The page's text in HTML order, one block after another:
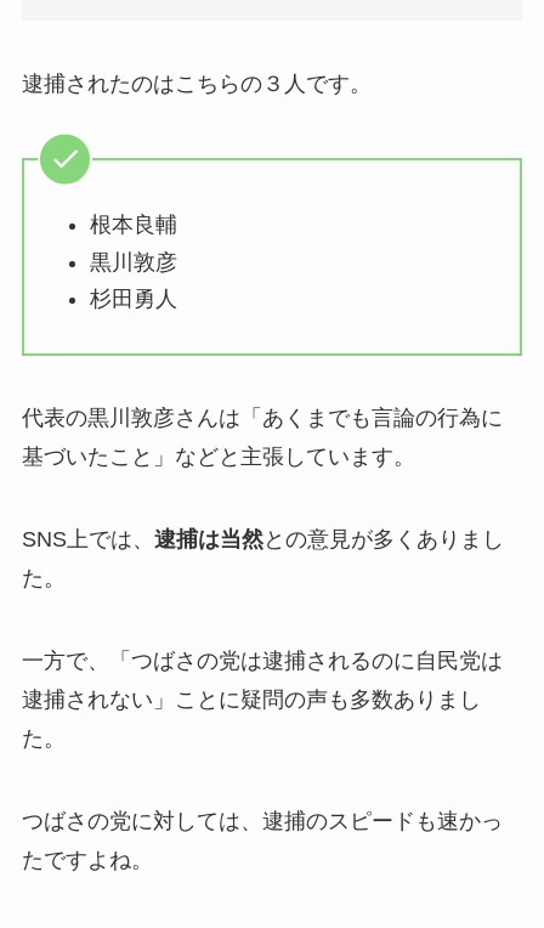
逮捕されたのはこちらの３人です。
根本良輔
黒川敦彦
杉田勇人
代表の黒川敦彦さんは「あくまでも言論の行為に
基づいたこと」などと主張しています。
SNS上では、 逮捕は当然との意見が多くありまし
た。
一方で、「つばさの党は逮捕されるのに自民党は
逮捕されない」ことに疑問の声も多数ありまし
た。
つばさの党に対しては、逮捕のスピードも速かっ
たですよね。